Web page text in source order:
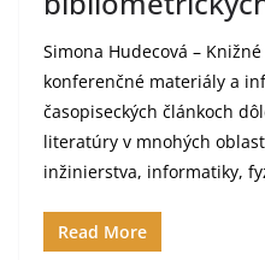
Simona Hudecová –
konferenčné materiály a
časopiseckých článkoch
literatúry v mnohých
inžinierstva, informatiky,
Read More